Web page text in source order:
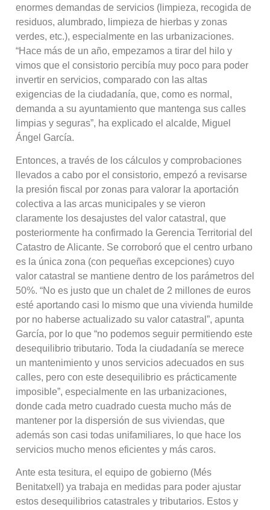
enormes demandas de servicios (limpieza, recogida de
residuos, alumbrado, limpieza de hierbas y zonas
verdes, etc.), especialmente en las urbanizaciones.
“Hace más de un año, empezamos a tirar del hilo y
vimos que el consistorio percibía muy poco para poder
invertir en servicios, comparado con las altas
exigencias de la ciudadanía, que, como es normal,
demanda a su ayuntamiento que mantenga sus calles
limpias y seguras”, ha explicado el alcalde, Miguel
Ángel García.
Entonces, a través de los cálculos y comprobaciones
llevados a cabo por el consistorio, empezó a revisarse
la presión fiscal por zonas para valorar la aportación
colectiva a las arcas municipales y se vieron
claramente los desajustes del valor catastral, que
posteriormente ha confirmado la Gerencia Territorial del
Catastro de Alicante. Se corroboró que el centro urbano
es la única zona (con pequeñas excepciones) cuyo
valor catastral se mantiene dentro de los parámetros del
50%. “No es justo que un chalet de 2 millones de euros
esté aportando casi lo mismo que una vivienda humilde
por no haberse actualizado su valor catastral”, apunta
García, por lo que “no podemos seguir permitiendo este
desequilibrio tributario. Toda la ciudadanía se merece
un mantenimiento y unos servicios adecuados en sus
calles, pero con este desequilibrio es prácticamente
imposible”, especialmente en las urbanizaciones,
donde cada metro cuadrado cuesta mucho más de
mantener por la dispersión de sus viviendas, que
además son casi todas unifamiliares, lo que hace los
servicios mucho menos eficientes y más caros.
Ante esta tesitura, el equipo de gobierno (Més
Benitatxell) ya trabaja en medidas para poder ajustar
estos desequilibrios catastrales y tributarios. Estos y